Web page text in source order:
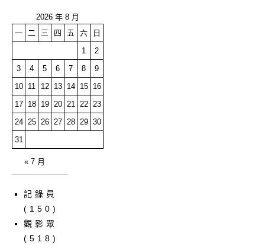
2026 年 8 月
一 二 三 四 五 六
日
1
2
3
4 5 6 7 8
9
10
11 12 13 14 15
16
17
18 19 20 21 22 23
24 25 26 27 28 29 30
31
« 7 月
記錄員
(150)
觀影眾
(518)